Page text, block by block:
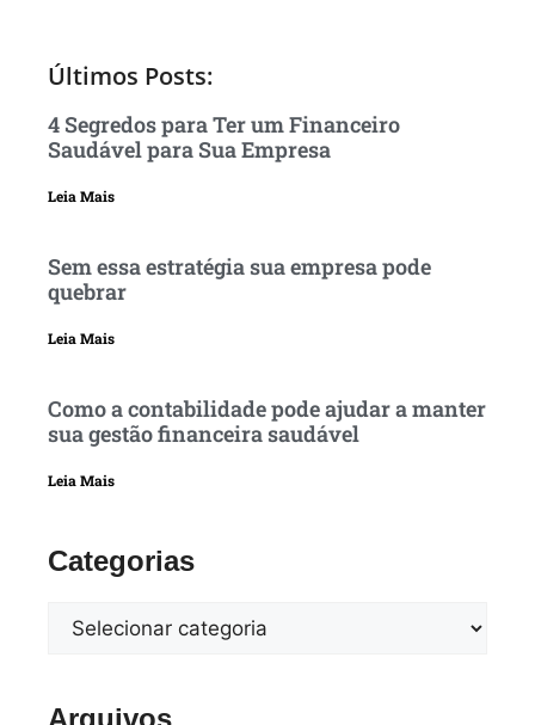
Últimos Posts:
4 Segredos para Ter um Financeiro
Saudável para Sua Empresa
Leia Mais
Sem essa estratégia sua empresa pode
quebrar
Leia Mais
Como a contabilidade pode ajudar a manter
sua gestão financeira saudável
Leia Mais
Categorias